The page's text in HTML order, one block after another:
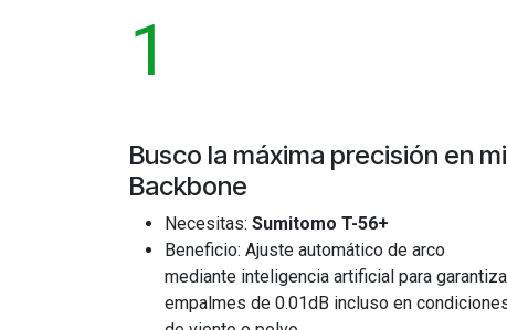
1
Busco la máxima precisión en mi
Backbone
Necesitas: Sumitomo T-56+
Beneficio: Ajuste automático de arco
mediante inteligencia artificial para
empalmes de 0.01dB incluso en